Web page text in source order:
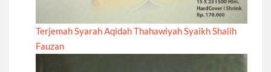
Terjemah Syarah Aqidah Thahawiyah Syaikh Shalih
Fauzan